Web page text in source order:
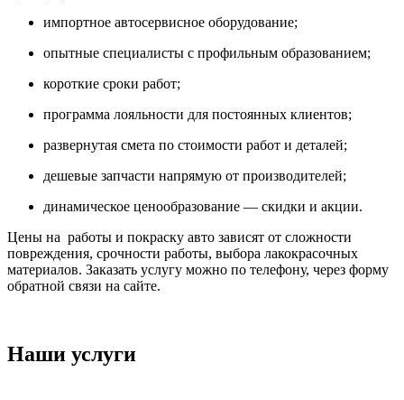
импортное автосервисное оборудование;
опытные специалисты с профильным образованием;
короткие сроки работ;
программа лояльности для постоянных клиентов;
развернутая смета по стоимости работ и деталей;
дешевые запчасти напрямую от производителей;
динамическое ценообразование — скидки и акции.
Цены на работы и покраску авто зависят от сложности
повреждения, срочности работы, выбора лакокрасочных
материалов. Заказать услугу можно по телефону, через форму
обратной связи на сайте.
Наши услуги